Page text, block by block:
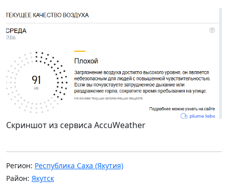
Скриншот из сервиса AccuWeather
Регион: Республика Саха (Якутия)
Район: Якутск